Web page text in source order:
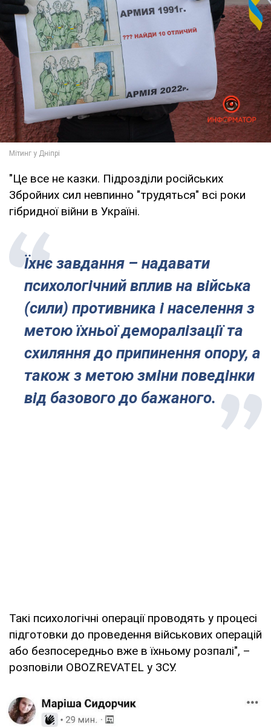
"Це все не казки. Підрозділи російських
Збройних сил невпинно "трудяться" всі роки
гібридної війни в Україні.
Їхнє завдання – надавати
психологічний вплив на війська
(сили) противника і населення з
метою їхньої деморалізації та
схиляння до припинення опору, а
також з метою зміни поведінки
від базового до бажаного.
Такі психологічні операції проводять у процесі
підготовки до проведення військових операцій
або безпосередньо вже в їхньому розпалі", –
розповіли OBOZREVATEL у ЗСУ.